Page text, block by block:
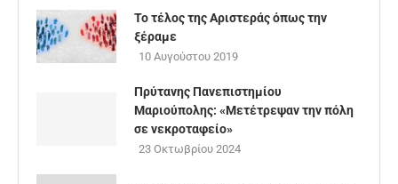
Το τέλος της Αριστεράς όπως την
ξέραμε
10 Αυγούστου 2019
Πρύτανης Πανεπιστημίου
Μαριούπολης: «Μετέτρεψαν την πόλη
σε νεκροταφείο»
23 Οκτωβρίου 2024